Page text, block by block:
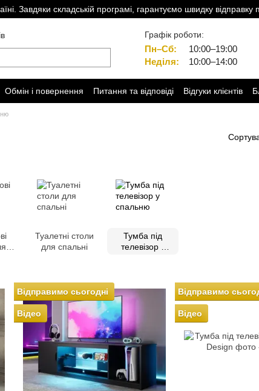
Завдяки складській програмі, гарантуємо швидку відправку
Графік роботи:
Пн–Сб:
10:00–19:00
Неділя:
10:00–14:00
Обмін і повернення Питання та відповіді Відгуки клієнтів
Туалетні столи
для спальні
Тумба під
телевізор у
Відправимо сьогодні
Відео
Відправимо
Відео